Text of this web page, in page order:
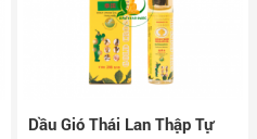
Dầu Gió Thái Lan Thập Tự